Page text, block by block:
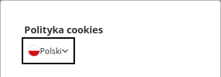
Polityka cookies
Polski